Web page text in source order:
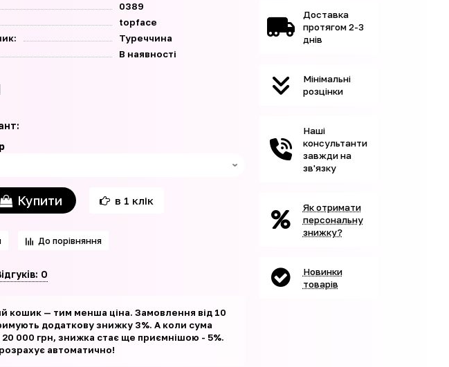
0389
topface
Туреччина
В наявності
Купити в 1 клік
До порівняння
0
кошик — тим менша ціна. Замовлення від 10
додаткову знижку 3%. А коли сума
000 грн, знижка стає ще приємнішою - 5%.
автоматично!
Доставка
протягом 2-3
днів
Мінімальні
розцінки
Наші
консультанти
завжди на
зв'язку
Як отримати
персональну
знижку?
Новинки
товарів